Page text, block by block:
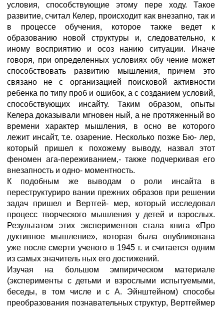
условия, способствующие этому пере ходу. Такое
развитие, считал Келер, происходит как внезапно, так и
в процессе обучения, которое также ведет к
образованию новой структуры и, следовательно, к
иному восприятию и осоз нанию ситуации. Иначе
говоря, при определенных условиях обу чение может
способствовать развитию мышления, причем это
связано не с организацией поисковой активности
ребенка по типу проб и ошибок, а с созданием условий,
способствующих инсайту. Таким образом, опыты
Келера доказывали мгновен ный, а не протяженный во
времени характер мышления, в осно ве которого
лежит инсайт, т.е. озарение. Несколько позже Бю- лер,
который пришел к похожему выводу, назвал этот
феномен ага-переживанием,- также подчеркивая его
внезапность и одно- моментность.
К подобным же выводам о роли инсайта в
переструктуриро вании прежних образов при решении
задач пришел и Вертгей- мер, который исследовал
процесс творческого мышления у детей и взрослых.
Результатом этих экспериментов стала книга «Про
дуктивное мышление», которая была опубликована
уже после смерти ученого в 1945 г. и считается одним
из самых значитель ных его достижений.
Изучая на большом эмпирическом материале
(эксперименты с детьми и взрослыми испытуемыми,
беседы, в том числе и с А. Эйнштейном) способы
преобразования познавательных структур, Вертгеймер